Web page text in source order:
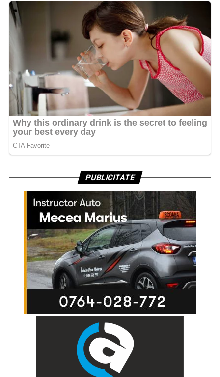
PUBLICITATE